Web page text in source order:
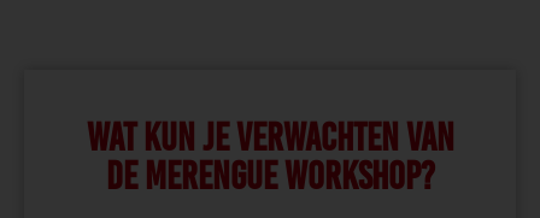
WAT KUN JE VERWACHTEN VAN
DE MERENGUE WORKSHOP?